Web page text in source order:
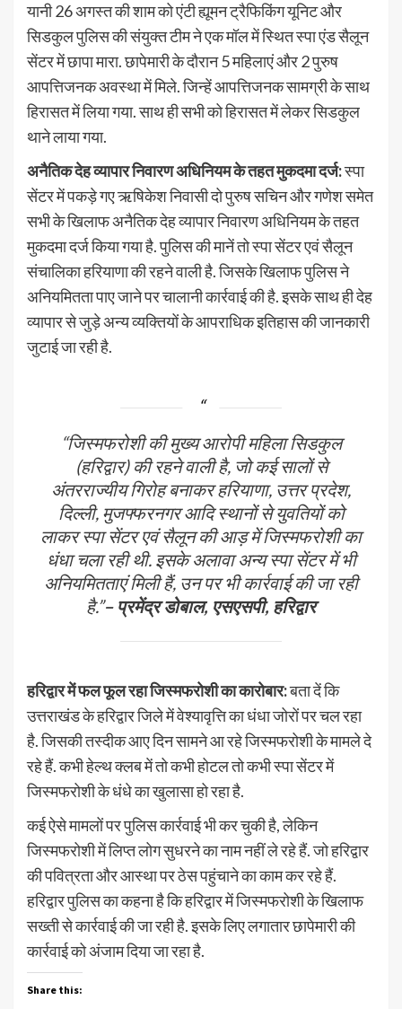
यानी 26 अगस्त की शाम को एंटी ह्यूमन ट्रैफिकिंग यूनिट और
सिडकुल पुलिस की संयुक्त टीम ने एक मॉल में स्थित स्पा एंड सैलून
सेंटर में छापा मारा. छापेमारी के दौरान 5 महिलाएं और 2 पुरुष
आपत्तिजनक अवस्था में मिले. जिन्हें आपत्तिजनक सामग्री के साथ
हिरासत में लिया गया. साथ ही सभी को हिरासत में लेकर सिडकुल
थाने लाया गया.
अनैतिक देह व्यापार निवारण अधिनियम के तहत मुकदमा दर्ज:स्पा
सेंटर में पकड़े गए ऋषिकेश निवासी दो पुरुष सचिन और गणेश समेत
सभी के खिलाफ अनैतिक देह व्यापार निवारण अधिनियम के तहत
मुकदमा दर्ज किया गया है. पुलिस की मानें तो स्पा सेंटर एवं सैलून
संचालिका हरियाणा की रहने वाली है. जिसके खिलाफ पुलिस ने
अनियमितता पाए जाने पर चालानी कार्रवाई की है. इसके साथ ही देह
व्यापार से जुड़े अन्य व्यक्तियों के आपराधिक इतिहास की जानकारी
जुटाई जा रही है.
“जिस्मफरोशी की मुख्य आरोपी महिला सिडकुल
(हरिद्वार) की रहने वाली है, जो कई सालों से
अंतरराज्यीय गिरोह बनाकर हरियाणा, उत्तर प्रदेश,
दिल्ली, मुजफ्फरनगर आदि स्थानों से युवतियों को
लाकर स्पा सेंटर एवं सैलून की आड़ में जिस्मफरोशी का
धंधा चला रही थी. इसके अलावा अन्य स्पा सेंटर में भी
अनियमितताएं मिली हैं, उन पर भी कार्रवाई की जा रही
है.”– प्रमेंद्र डोबाल, एसएसपी, हरिद्वार
हरिद्वार में फल फूल रहा जिस्मफरोशी का कारोबार:बता दें कि
उत्तराखंड के हरिद्वार जिले में वेश्यावृत्ति का धंधा जोरों पर चल रहा
है. जिसकी तस्दीक आए दिन सामने आ रहे जिस्मफरोशी के मामले दे
रहे हैं. कभी हेल्थ क्लब में तो कभी होटल तो कभी स्पा सेंटर में
जिस्मफरोशी के धंधे का खुलासा हो रहा है.
कई ऐसे मामलों पर पुलिस कार्रवाई भी कर चुकी है, लेकिन
जिस्मफरोशी में लिप्त लोग सुधरने का नाम नहीं ले रहे हैं. जो हरिद्वार
की पवित्रता और आस्था पर ठेस पहुंचाने का काम कर रहे हैं.
हरिद्वार पुलिस का कहना है कि हरिद्वार में जिस्मफरोशी के खिलाफ
सख्ती से कार्रवाई की जा रही है. इसके लिए लगातार छापेमारी की
कार्रवाई को अंजाम दिया जा रहा है.
Share this: